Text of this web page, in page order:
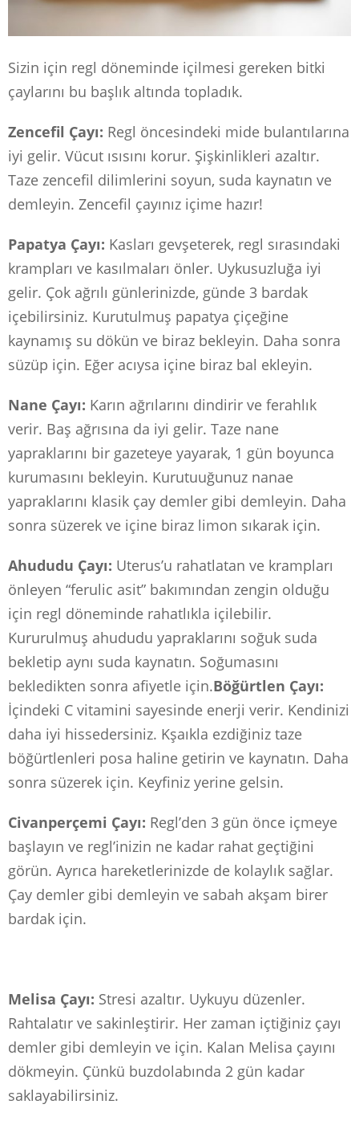
Sizin için regl döneminde içilmesi gereken bitki
çaylarını bu başlık altında topladık.
Zencefil Çayı: Regl öncesindeki mide bulantılarına
iyi gelir. Vücut ısısını korur. Şişkinlikleri azaltır.
Taze zencefil dilimlerini soyun, suda kaynatın ve
demleyin. Zencefil çayınız içime hazır!
Papatya Çayı: Kasları gevşeterek, regl sırasındaki
krampları ve kasılmaları önler. Uykusuzluğa iyi
gelir. Çok ağrılı günlerinizde, günde 3 bardak
içebilirsiniz. Kurutulmuş papatya çiçeğine
kaynamış su dökün ve biraz bekleyin. Daha sonra
süzüp için. Eğer acıysa içine biraz bal ekleyin.
Nane Çayı: Karın ağrılarını dindirir ve ferahlık
verir. Baş ağrısına da iyi gelir. Taze nane
yapraklarını bir gazeteye yayarak, 1 gün boyunca
kurumasını bekleyin. Kurutuuğunuz nanae
yapraklarını klasik çay demler gibi demleyin. Daha
sonra süzerek ve içine biraz limon sıkarak için.
Ahududu Çayı: Uterus’u rahatlatan ve krampları
önleyen “ferulic asit” bakımından zengin olduğu
için regl döneminde rahatlıkla içilebilir.
Kururulmuş ahududu yapraklarını soğuk suda
bekletip aynı suda kaynatın. Soğumasını
bekledikten sonra afiyetle için.Böğürtlen Çayı:
İçindeki C vitamini sayesinde enerji verir. Kendinizi
daha iyi hissedersiniz. Kşaıkla ezdiğiniz taze
böğürtlenleri posa haline getirin ve kaynatın. Daha
sonra süzerek için. Keyfiniz yerine gelsin.
Civanperçemi Çayı: Regl’den 3 gün önce içmeye
başlayın ve regl’inizin ne kadar rahat geçtiğini
görün. Ayrıca hareketlerinizde de kolaylık sağlar.
Çay demler gibi demleyin ve sabah akşam birer
bardak için.
Melisa Çayı: Stresi azaltır. Uykuyu düzenler.
Rahtalatır ve sakinleştirir. Her zaman içtiğiniz çayı
demler gibi demleyin ve için. Kalan Melisa çayını
dökmeyin. Çünkü buzdolabında 2 gün kadar
saklayabilirsiniz.